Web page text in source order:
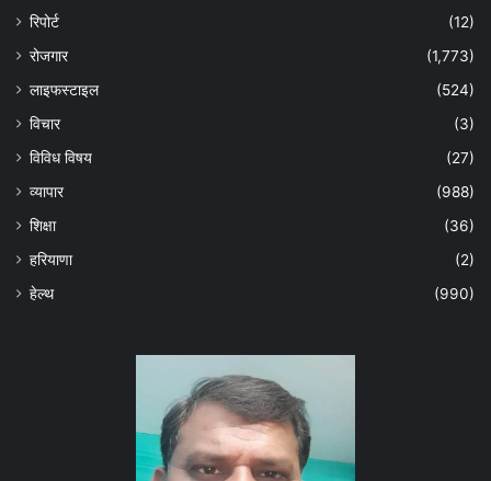
रिपोर्ट
(12)
रोजगार
(1,773)
लाइफस्टाइल
(524)
विचार
(3)
विविध विषय
(27)
व्यापार
(988)
शिक्षा
(36)
हरियाणा
(2)
हेल्‍थ
(990)